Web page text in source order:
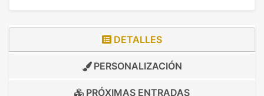
DETALLES
PERSONALIZACIÓN
PRÓXIMAS ENTRADAS